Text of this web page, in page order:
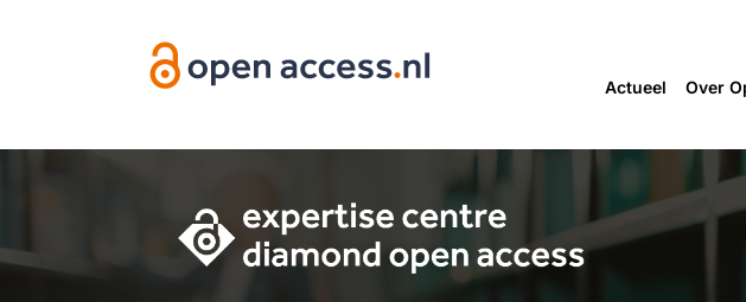
Actueel Over